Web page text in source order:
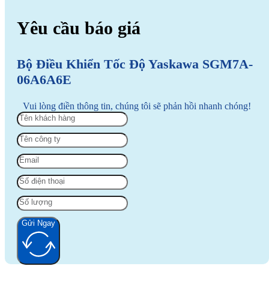
Yêu cầu báo giá
Bộ Điều Khiển Tốc Độ Yaskawa SGM7A-
06A6A6E
Vui lòng điền thông tin, chúng tôi sẽ phản hồi nhanh chóng!
Gửi Ngay